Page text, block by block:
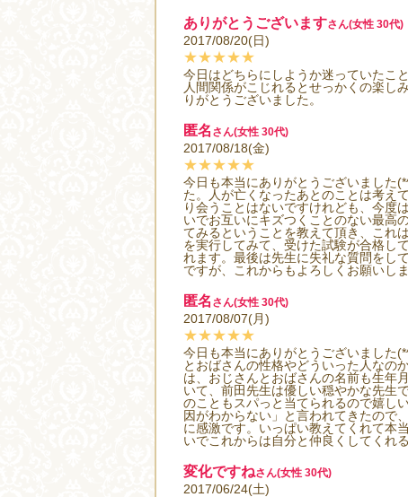
ありがとうございますさん(女性 30代)
2017/08/20(日)
★★★★★
今日はどちらにしようか迷っていたこ
人間関係がこじれるとせっかくの楽し
りがとうございました。
匿名 さん(女性 30代)
2017/08/18(金)
★★★★★
今日も本当にありがとうございました
た。人が亡くなったあとのことは考え
り会うことはないですけれども、今度
いでお互いにキズつくことのない最高
てみるということを教えて頂き、これ
を実行してみて、受けた試験が合格し
れます。最後は先生に失礼な質問をし
ですが、これからもよろしくお願いし
匿名 さん(女性 30代)
2017/08/07(月)
★★★★★
今日も本当にありがとうございました
とおばさんの性格やどういった人なの
は、おじさんとおばさんの名前も生年
いて、前田先生は優しい穏やかな先生
のこともスパっと当てられるので嬉し
因がわからない」と言われてきたので
に感激です。いっぱい教えてくれて本
いでこれからは自分と仲良くしてくれ
変化ですねさん(女性 30代)
2017/06/24(土)